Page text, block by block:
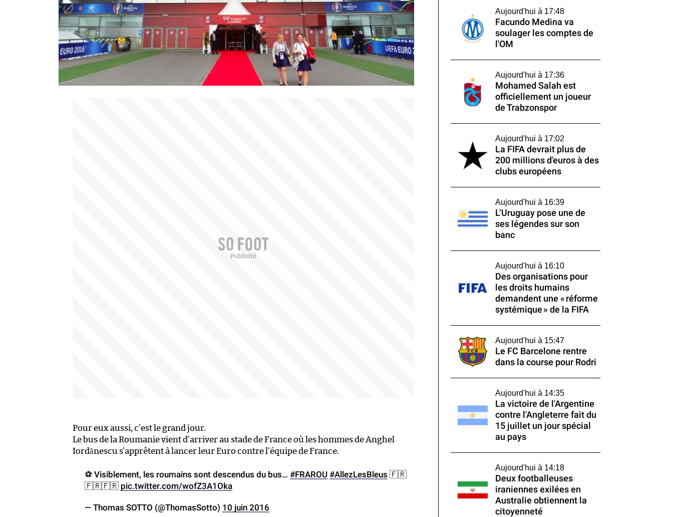
Pour eux aussi, c’est le grand jour.
Le bus de la Roumanie vient d’arriver au stade de France où les hommes de Anghel
Iordănescu s’apprêtent à lancer leur Euro contre l’équipe de France.
⚽️ Visiblement, les roumains sont descendus du bus… #FRAROU #AllezLesBleus 🇫🇷
🇫🇷🇫🇷 pic.twitter.com/wofZ3A1Oka
— Thomas SOTTO (@ThomasSotto) 10 juin 2016
Aujourd'hui à 17:48
Facundo Medina va
soulager les comptes de
l'OM
Aujourd'hui à 17:36
Mohamed Salah est
officiellement un joueur
de Trabzonspor
Aujourd'hui à 17:02
La FIFA devrait plus de
200 millions d'euros à des
clubs européens
Aujourd'hui à 16:39
L’Uruguay pose une de
ses légendes sur son
banc
Aujourd'hui à 16:10
Des organisations pour
les droits humains
demandent une « réforme
systémique » de la FIFA
Aujourd'hui à 15:47
Le FC Barcelone rentre
dans la course pour Rodri
Aujourd'hui à 14:35
La victoire de l'Argentine
contre l'Angleterre fait du
15 juillet un jour spécial
au pays
Aujourd'hui à 14:18
Deux footballeuses
iraniennes exilées en
Australie obtiennent la
citoyenneté